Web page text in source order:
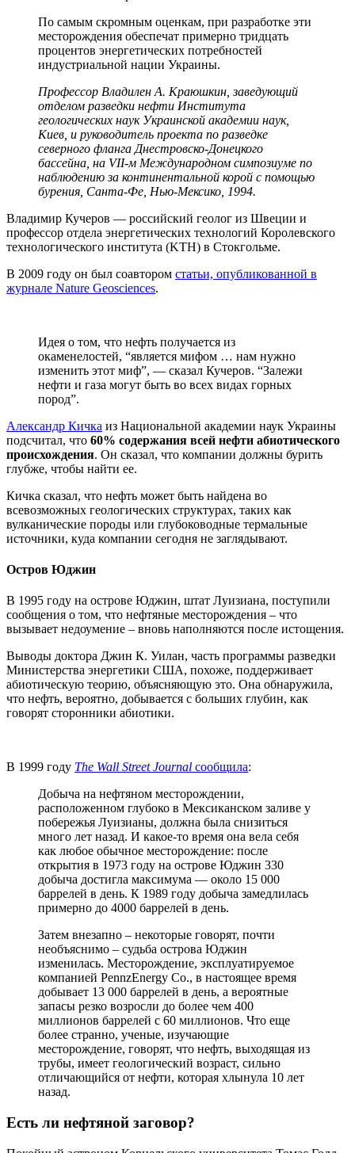
По самым скромным оценкам, при разработке эти
месторождения обеспечат примерно тридцать
процентов энергетических потребностей
индустриальной нации Украины.
Профессор Владилен А. Краюшкин, заведующий
отделом разведки нефти Института
геологических наук Украинской академии наук,
Киев, и руководитель проекта по разведке
северного фланга Днестровско-Донецкого
бассейна, на VII-м Международном симпозиуме по
наблюдению за континентальной корой с помощью
бурения , Санта-Фе, Нью-Мексико, 1994.
Владимир Кучеров — российский геолог из Швеции и
профессор отдела энергетических технологий Королевского
технологического института (KTH) в Стокгольме.
В 2009 году он был соавтором статьи, опубликованной в
журнале Nature Geosciences.
Идея о том, что нефть получается из
окаменелостей, “является мифом … нам нужно
изменить этот миф”, — сказал Кучеров. “Залежи
нефти и газа могут быть во всех видах горных
пород”.
Александр Кичка из Национальной академии наук Украины
подсчитал, что 60% содержания всей нефти абиотического
происхождения. Он сказал, что компании должны бурить
глубже, чтобы найти ее.
Кичка сказал, что нефть может быть найдена во
всевозможных геологических структурах, таких как
вулканические породы или глубоководные термальные
источники, куда компании сегодня не заглядывают.
Остров Юджин
В 1995 году на острове Юджин, штат Луизиана, поступили
сообщения о том, что нефтяные месторождения – что
вызывает недоумение – вновь наполняются после истощения.
Выводы доктора Джин К. Уилан, часть программы разведки
Министерства энергетики США, похоже, поддерживает
абиотическую теорию, объясняющую это. Она обнаружила,
что нефть, вероятно, добывается с больших глубин, как
говорят сторонники абиотики.
В 1999 году The Wall Street Journal сообщила:
Добыча на нефтяном месторождении,
расположенном глубоко в Мексиканском заливе у
побережья Луизианы, должна была снизиться
много лет назад. И какое-то время она вела себя
как любое обычное месторождение: после
открытия в 1973 году на острове Юджин 330
добыча достигла максимума — около 15 000
баррелей в день. К 1989 году добыча замедлилась
примерно до 4000 баррелей в день.
Затем внезапно – некоторые говорят, почти
необъяснимо – судьба острова Юджин
изменилась. Месторождение, эксплуатируемое
компанией PennzEnergy Co., в настоящее время
добывает 13 000 баррелей в день, а вероятные
запасы резко возросли до более чем 400
миллионов баррелей с 60 миллионов. Что еще
более странно, ученые, изучающие
месторождение, говорят, что нефть, выходящая из
трубы, имеет геологический возраст, сильно
отличающийся от нефти, которая хлынула 10 лет
назад.
Есть ли нефтяной заговор?